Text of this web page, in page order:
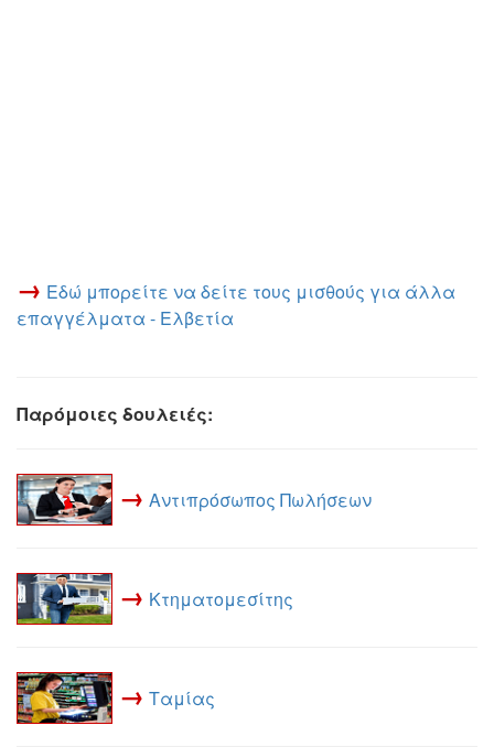
→ Εδώ μπορείτε να δείτε τους μισθούς για άλλα
επαγγέλματα - Ελβετία
Παρόμοιες δουλειές:
→ Αντιπρόσωπος Πωλήσεων
→ Κτηματομεσίτης
→ Ταμίας